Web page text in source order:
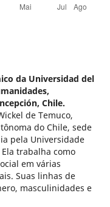
da Universidad del
Chile.
de Temuco,
do Chile, sede
pela Universidade
trabalha como
em várias
Suas linhas de
masculinidades e